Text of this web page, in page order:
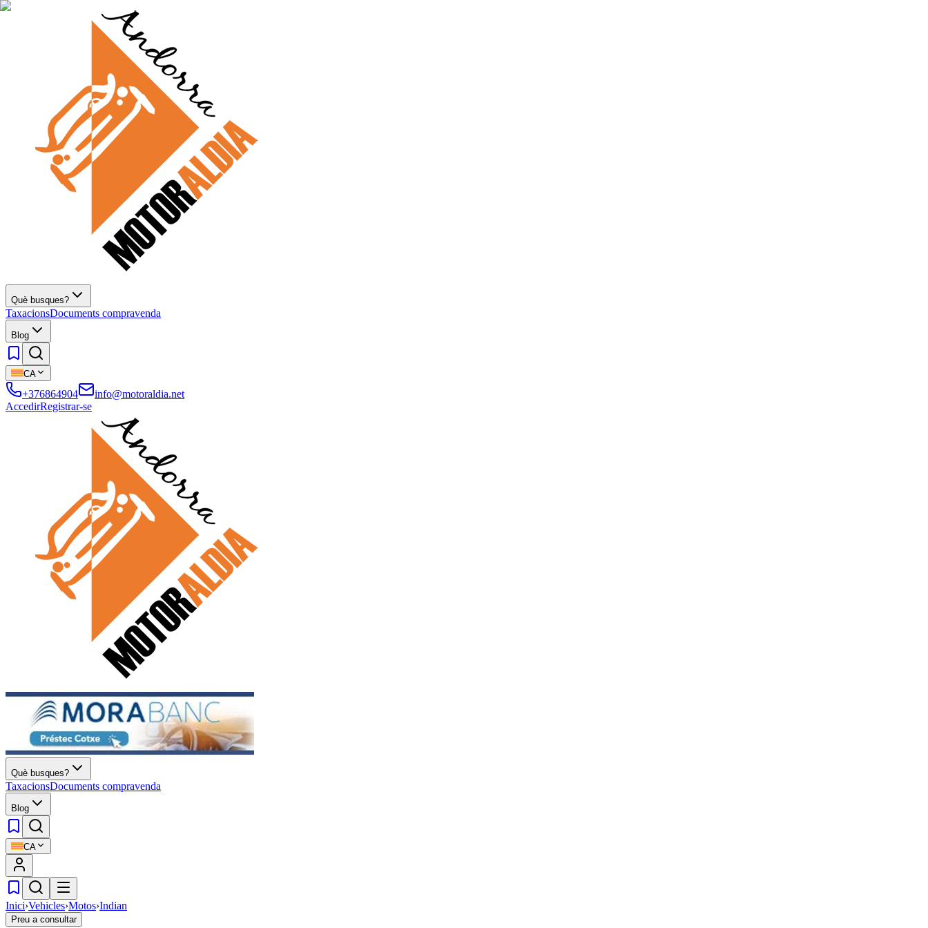
Què busques?
TaxacionsDocuments compravenda
Blog
CA
+376864904
info@motoraldia.net
AccedirRegistrar-se
Què busques?
TaxacionsDocuments compravenda
Blog
CA
Inici›Vehicles›Motos›Indian
Preu a consultar